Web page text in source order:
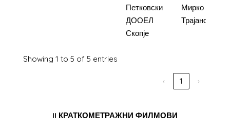
Петковски
ДООЕЛ
Скопје
Мирко
Трајановски
Showing 1 to 5 of 5 entries
‹ 1 ›
II КРАТКОМЕТРАЖНИ ФИЛМОВИ